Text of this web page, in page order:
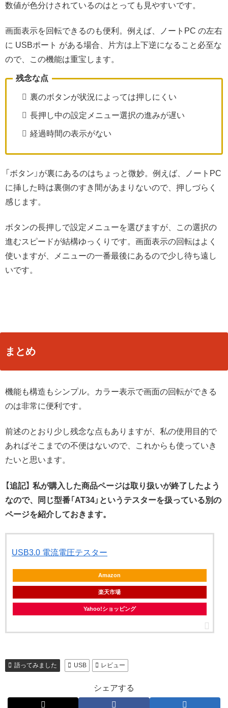
数値が色分けされているのはとっても見やすいです。
画面表示を回転できるのも便利。例えば、ノートPC の左右
に USBポート がある場合、片方は上下逆になること必至な
ので、この機能は重宝します。
残念な点
裏のボタンが状況によっては押しにくい
長押し中の設定メニュー選択の進みが遅い
経過時間の表示がない
「ボタン」が裏にあるのはちょっと微妙。例えば、ノートPC
に挿した時は裏側のすき間があまりないので、押しづらく
感じます。
ボタンの長押しで設定メニューを選びますが、この選択の
進むスピードが結構ゆっくりです。画面表示の回転はよく
使いますが、メニューの一番最後にあるので少し待ち遠し
いです。
まとめ
機能も構造もシンプル。カラー表示で画面の回転ができる
のは非常に便利です。
前述のとおり少し残念な点もありますが、私の使用目的で
あればそこまでの不便はないので、これからも使っていき
たいと思います。
【追記】 私が購入した商品ページは取り扱いが終了したよう
なので、同じ型番「AT34」というテスターを扱っている別の
ページを紹介しておきます。
USB3.0 電流電圧テスター
Amazon
楽天市場
Yahoo!ショッピング
語ってみました USB レビュー
シェアする